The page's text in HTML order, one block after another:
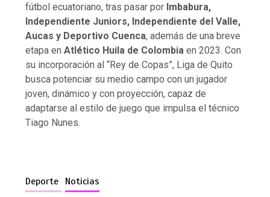
fútbol ecuatoriano, tras pasar por Imbabura,
Independiente Juniors, Independiente del Valle,
Aucas y Deportivo Cuenca, además de una breve
etapa enAtlético Huila de Colombia en 2023. Con
su incorporación al “Rey de Copas”, Liga de Quito
busca potenciar su medio campo con un jugador
joven, dinámico y con proyección, capaz de
adaptarse al estilo de juego que impulsa el técnico
Tiago Nunes.
Deporte Noticias